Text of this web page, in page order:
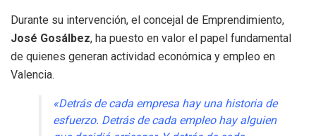
Durante su intervención, el concejal de Emprendimiento,
José Gosálbez, ha puesto en valor el papel fundamental
de quienes generan actividad económica y empleo en
Valencia.
«Detrás de cada empresa hay una historia de
esfuerzo. Detrás de cada empleo hay alguien